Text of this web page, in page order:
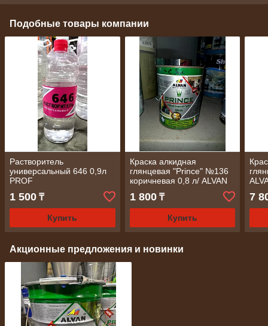
Подобные товары компании
Растворитель
универсальный 646 0,9л
PROF
1 500 ₸
Купить
Краска алкидная
глянцевая "Prince" №136
коричневая 0,8 л/ ALVAN
1 800₸
Купить
7
Акционные предложения и новинки